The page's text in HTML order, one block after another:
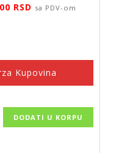
RSD sa PDV-om
Kupovina
DODATI U KORPU